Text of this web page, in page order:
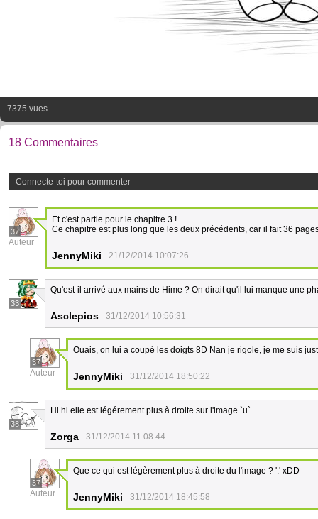
7375 vues
18 Commentaires
Connecte-toi pour commenter
37
Auteur
Et c'est partie pour le chapitre 3 !
Ce chapitre est plus long que les deux précédents, car il fait 36
JennyMiki 21/12/2014 10:07:26
33
Qu'est-il arrivé aux mains de Hime ? On dirait qu'il lui manque une
Asclepios 31/12/2014 10:56:31
37
Auteur
Ouais, on lui a coupé les doigts 8D Nan je rigole, je me suis
JennyMiki 31/12/2014 18:50:22
38
Hi hi elle est légérement plus à droite sur l'image `u`
Zorga 31/12/2014 11:08:44
37
Auteur
Que ce qui est légèrement plus à droite du l'image ? '.' xDD
JennyMiki 31/12/2014 18:45:58